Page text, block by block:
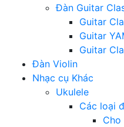
Đàn Guitar
Guitar
Guitar
Guitar
Đàn Violin
Nhạc cụ Khác
Ukulele
Các loại